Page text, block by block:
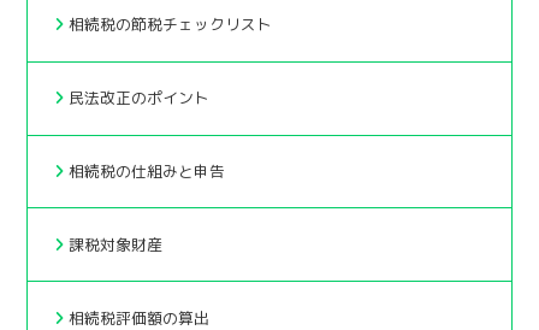
相続税の節税チェックリスト
民法改正のポイント
相続税の仕組みと申告
課税対象財産
相続税評価額の算出